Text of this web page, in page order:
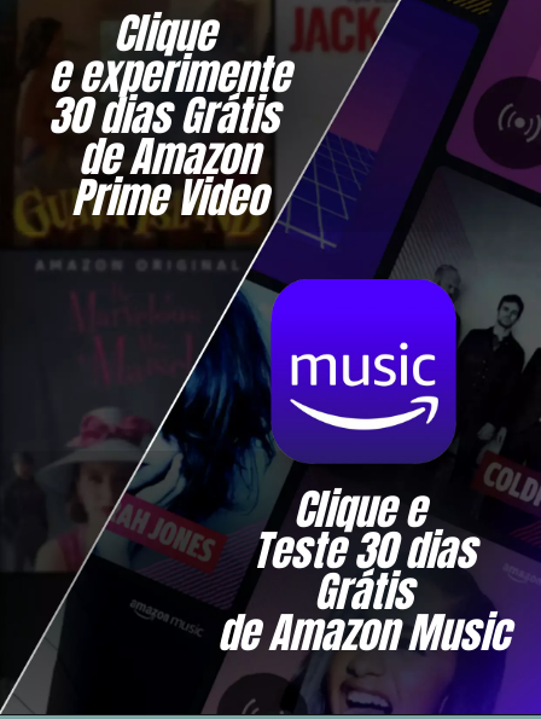
Clique
e experimente
30 dias Grátis
de Amazon
Prime Video
Clique e
Teste 30 dias
Grátis
de Amazon Music